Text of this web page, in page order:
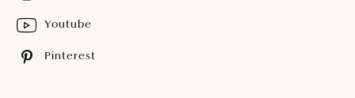
Youtube
Pinterest